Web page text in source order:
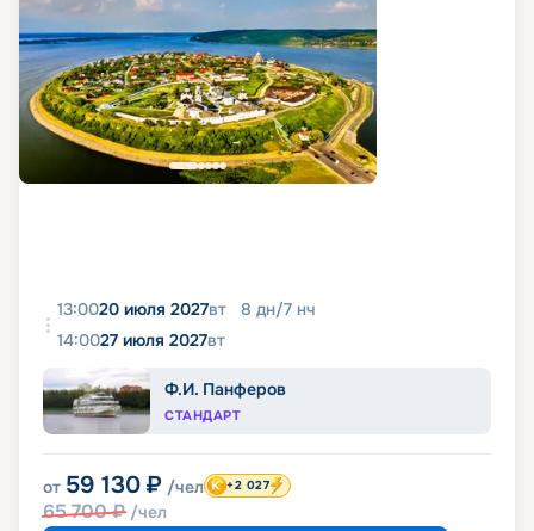
13:0020 июля 2027вт 8 дн/7 нч
14:0027 июля 2027вт
Ф.И. Панферов
СТАНДАРТ
от 59 130 ₽ /чел
65 700₽ /чел
+2 027